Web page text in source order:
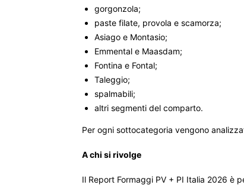
gorgonzola;
paste filate, provola e scamorza;
Asiago e Montasio;
Emmental e Maasdam;
Fontina e Fontal;
Taleggio;
spalmabili;
altri segmenti del comparto.
Per ogni sottocategoria vengono
A chi si rivolge
Il Report Formaggi PV + PI Italia 2026 è